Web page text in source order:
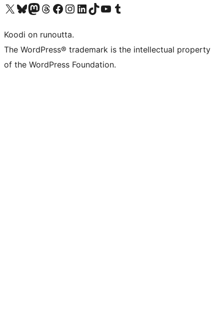
Visit our X (formerly Twitter) account
Visit our Bluesky account
Visit our Mastodon account
Visit our Threads account
Visit our Facebook page
Visit our Instagram account
Visit our LinkedIn account
Visit our TikTok account
Näytä YouTube-kanava
Visit our Tumblr account
Koodi on runoutta.
The WordPress® trademark is the intellectual property
of the WordPress Foundation.